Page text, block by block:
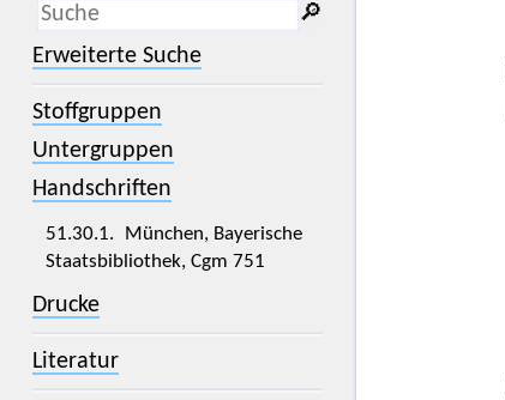
_
(der Unterstrich) ist Platzhalter für
genau ein Zeichen.
% (das Prozentzeichen) ist Platzhalter
für kein, ein oder mehr als ein
🔎︎
Erweiterte Suche
Stoffgruppen
Untergruppen
Handschriften
51.30.1. München, Bayerische
Staatsbibliothek, Cgm 751
Drucke
Literatur